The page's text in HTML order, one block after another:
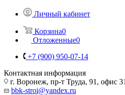
Личный кабинет
Корзина0
Отложенные0
+7 (900) 950-07-14
Контактная информация
г. Воронеж, пр-т Труда, 91, офис
bbk-stroi@yandex.ru